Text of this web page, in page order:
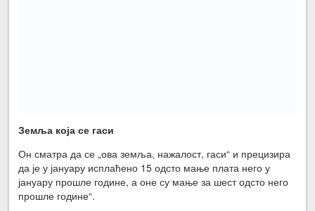
Земља која се гаси
Он сматра да се „ова земља, нажалост, гаси“ и прецизира
да је у јануару исплаћено 15 одсто мање плата него у
јануару прошле године, а оне су мање за шест одсто него
прошле године“.